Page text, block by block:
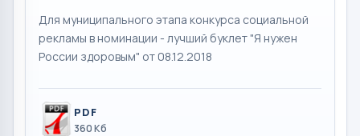
Для муниципального этапа конкурса социальной
рекламы в номинации - лучший буклет "Я нужен
России здоровым" от 08.12.2018
PDF
360 Кб